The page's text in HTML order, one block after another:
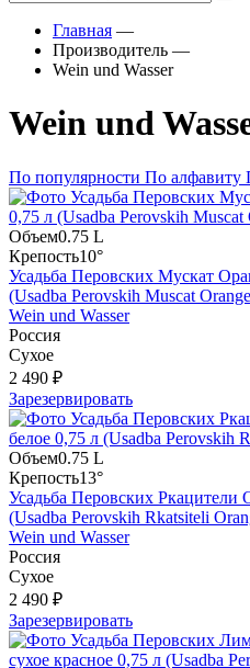
Главная —
Производитель —
Wein und Wasser
Wein und
По популярности По алфавиту
Объем0.75 L
Крепость10°
Усадьба Перовских Мускат
(Usadba Perovskih Muscat
Wein und Wasser
Россия
Сухое
2 490 ₽
Зарезервировать
Объем0.75 L
Крепость13°
Усадьба Перовских Ркацители
(Usadba Perovskih Rkatsiteli
Wein und Wasser
Россия
Сухое
2 490 ₽
Зарезервировать